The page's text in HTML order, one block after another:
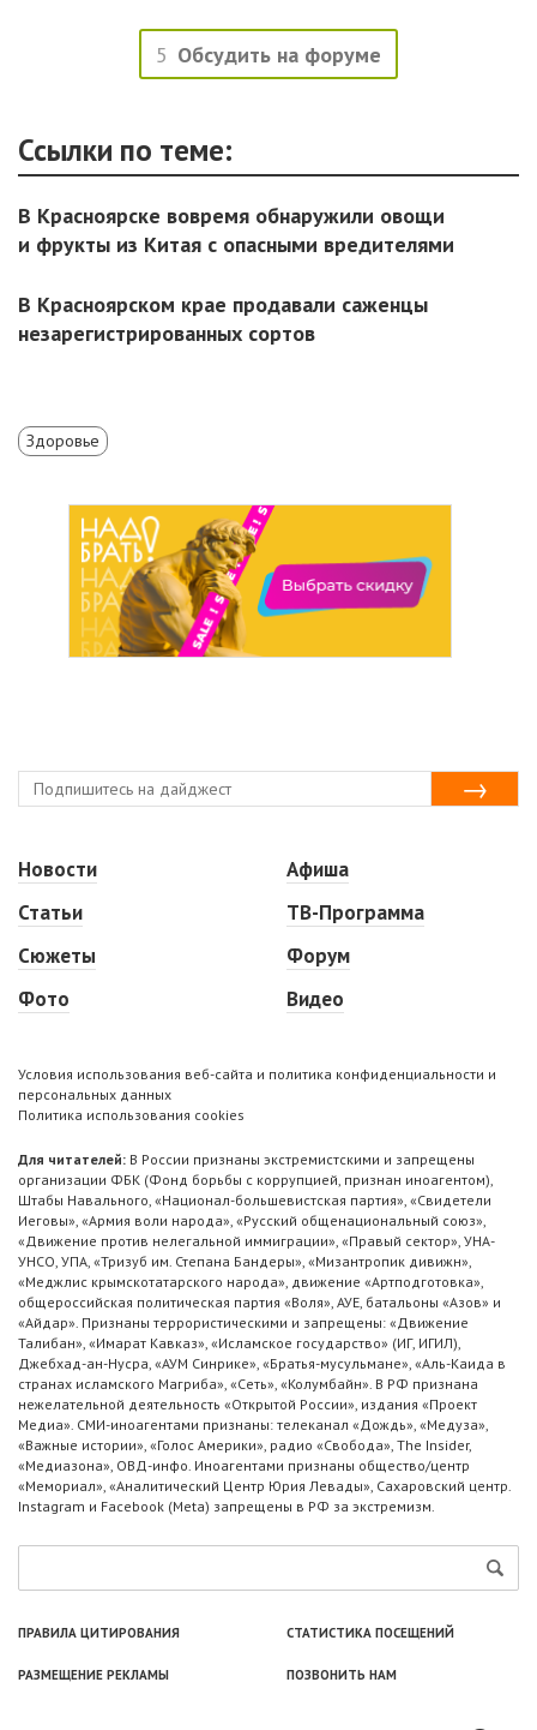
5 Обсудить на форуме
Ссылки по теме:
В Красноярске вовремя обнаружили овощи
и фрукты из Китая с опасными вредителями
В Красноярском крае продавали саженцы
незарегистрированных сортов
Здоровье
Новости
Статьи
Сюжеты
Фото
Афиша
ТВ-Программа
Форум
Видео
Условия использования веб-сайта и политика конфиденциальности и
персональных данных
Политика использования cookies
Для читателей: В России признаны экстремистскими и запрещены
организации ФБК (Фонд борьбы с коррупцией, признан иноагентом),
Штабы Навального, «Национал-большевистская партия», «Свидетели
Иеговы», «Армия воли народа», «Русский общенациональный союз»,
«Движение против нелегальной иммиграции», «Правый сектор», УНА-
УНСО, УПА, «Тризуб им. Степана Бандеры», «Мизантропик дивижн»,
«Меджлис крымскотатарского народа», движение «Артподготовка»,
общероссийская политическая партия «Воля», АУЕ, батальоны «Азов» и
«Айдар». Признаны террористическими и запрещены: «Движение
Талибан», «Имарат Кавказ», «Исламское государство» (ИГ, ИГИЛ),
Джебхад-ан-Нусра, «АУМ Синрике», «Братья-мусульмане», «Аль-Каида в
странах исламского Магриба», «Сеть», «Колумбайн». В РФ признана
нежелательной деятельность «Открытой России», издания «Проект
Медиа». СМИ-иноагентами признаны: телеканал «Дождь», «Медуза»,
«Важные истории», «Голос Америки», радио «Свобода», The Insider,
«Медиазона», ОВД-инфо. Иноагентами признаны общество/центр
«Мемориал», «Аналитический Центр Юрия Левады», Сахаровский центр.
Instagram и Facebook (Metа) запрещены в РФ за экстремизм.
ПРАВИЛА ЦИТИРОВАНИЯ СТАТИСТИКА ПОСЕЩЕНИЙ
РАЗМЕЩЕНИЕ РЕКЛАМЫ ПОЗВОНИТЬ НАМ